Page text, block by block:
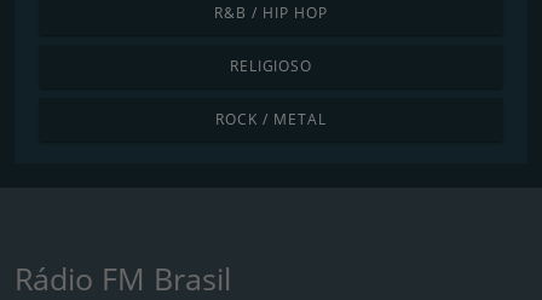
R&B / HIP HOP
RELIGIOSO
ROCK / METAL
Rádio FM Brasil